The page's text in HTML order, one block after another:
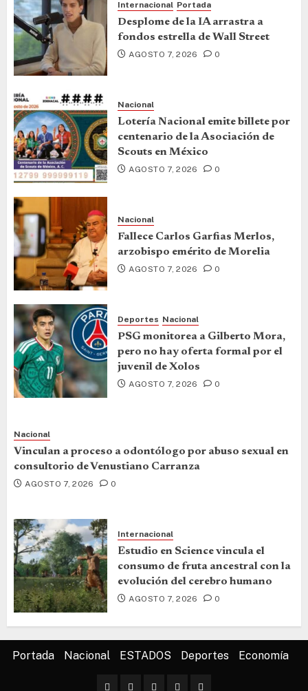
Internacional Portada
Desplome de la IA arrastra a
fondos estrella de Wall Street
AGOSTO 7, 2026 0
Nacional
Lotería Nacional emite billete por
centenario de la Asociación de
Scouts en México
AGOSTO 7, 2026 0
Nacional
Fallece Carlos Garfias Merlos,
arzobispo emérito de Morelia
AGOSTO 7, 2026 0
Deportes Nacional
PSG monitorea a Gilberto Mora,
pero no hay oferta formal por el
juvenil de Xolos
AGOSTO 7, 2026 0
Nacional
Vinculan a proceso a odontólogo por abuso sexual en
consultorio de Venustiano Carranza
AGOSTO 7, 2026 0
Internacional
Estudio en Science vincula el
consumo de fruta ancestral con la
evolución del cerebro humano
AGOSTO 7, 2026 0
Portada Nacional ESTADOS Deportes Economía